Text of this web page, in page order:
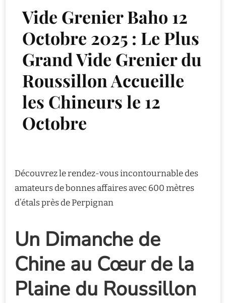
Vide Grenier Baho 12
Octobre 2025 : Le Plus
Grand Vide Grenier du
Roussillon Accueille
les Chineurs le 12
Octobre
Découvrez le rendez-vous incontournable des
amateurs de bonnes affaires avec 600 mètres
d’étals près de Perpignan
Un Dimanche de
Chine au Cœur de la
Plaine du Roussillon